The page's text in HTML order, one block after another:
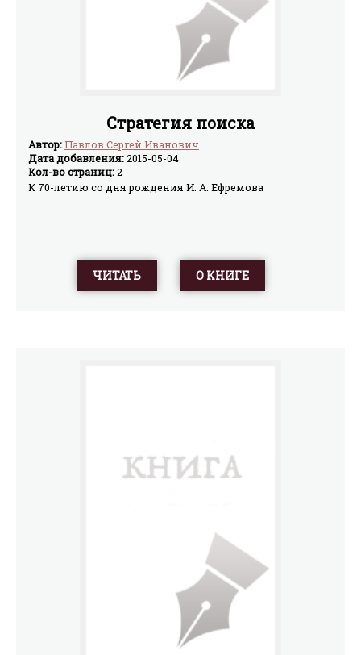
Стратегия поиска
Автор:Павлов Сергей Иванович
Дата добавления:2015-05-04
Кол-во страниц:2
К 70-летию со дня рождения И. А. Ефремова
ЧИТАТЬ О КНИГЕ